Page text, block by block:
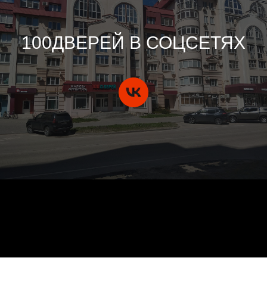
100ДВЕРЕЙ В СОЦСЕТЯХ